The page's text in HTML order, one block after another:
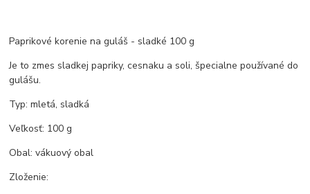
Paprikové korenie na guláš - sladké 100 g
Je to zmes sladkej papriky, cesnaku a soli, špecialne používané do
gulášu.
Typ: mletá, sladká
Veľkosť: 100 g
Obal: vákuový obal
Zloženie: